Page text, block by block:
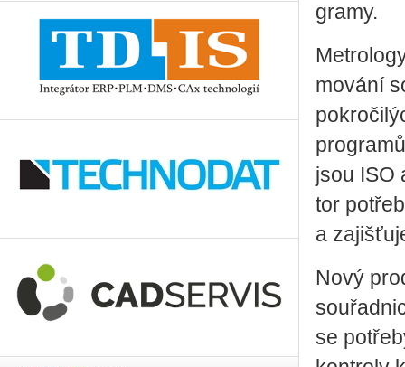
gra­my.
mo­vá­ní
jsou ISO
tor
a
Nový
se